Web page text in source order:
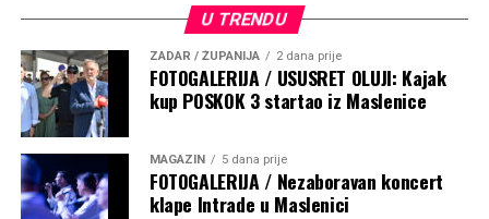
U TRENDU
ZADAR / ŽUPANIJA 2 dana prije
FOTOGALERIJA / USUSRET OLUJI: Kajak
kup POSKOK 3 startao iz Maslenice
MAGAZIN 5 dana prije
FOTOGALERIJA / Nezaboravan koncert
klape Intrade u Maslenici